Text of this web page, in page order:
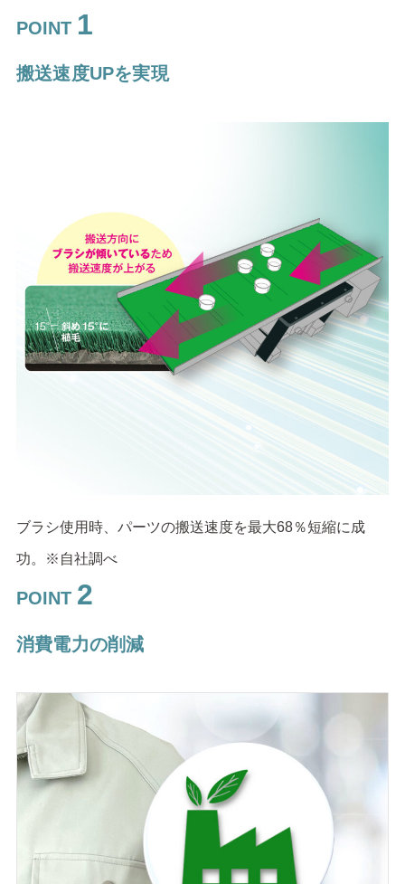
POINT 1
搬送速度UPを実現
ブラシ使用時、パーツの搬送速度を最大68％短縮に成
功。※自社調べ
POINT 2
消費電力の削減